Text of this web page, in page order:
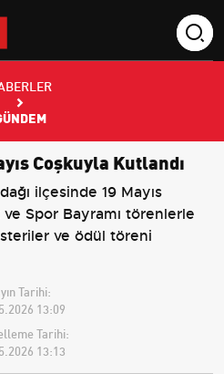
Coşkuyla Kutlandı
ilçesinde 19 Mayıs
Spor Bayramı törenlerle
ve ödül töreni
Tarihi:
13:09
Tarihi:
13:13